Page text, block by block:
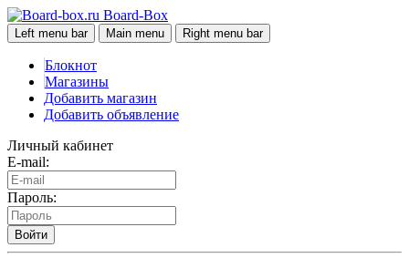
Board-Box
Left menu bar Main menu Right menu bar
Блокнот
Магазины
Добавить магазин
Добавить объявление
Личный кабинет
E-mail:
Пароль:
Войти